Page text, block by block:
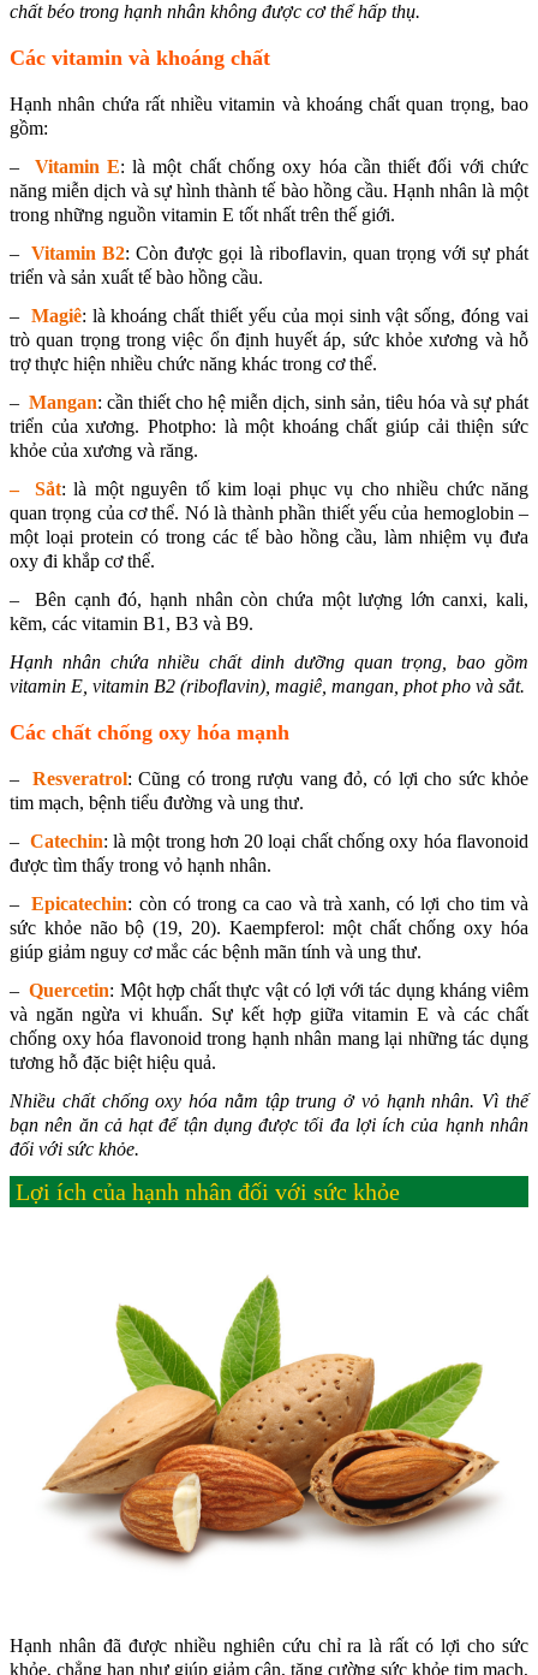
chất béo trong hạnh nhân không được cơ thể hấp thụ.
Các vitamin và khoáng chất
Hạnh nhân chứa rất nhiều vitamin và khoáng chất quan trọng, bao
gồm:
– Vitamin E: là một chất chống oxy hóa cần thiết đối với chức
năng miễn dịch và sự hình thành tế bào hồng cầu. Hạnh nhân là một
trong những nguồn vitamin E tốt nhất trên thế giới.
–Vitamin B2: Còn được gọi là riboflavin, quan trọng với sự phát
triển và sản xuất tế bào hồng cầu.
– Magiê: là khoáng chất thiết yếu của mọi sinh vật sống, đóng vai
trò quan trọng trong việc ổn định huyết áp, sức khỏe xương và hỗ
trợ thực hiện nhiều chức năng khác trong cơ thể.
– Mangan: cần thiết cho hệ miễn dịch, sinh sản, tiêu hóa và sự phát
triển của xương. Photpho: là một khoáng chất giúp cải thiện sức
khỏe của xương và răng.
– Sắt: là một nguyên tố kim loại phục vụ cho nhiều chức năng
quan trọng của cơ thể. Nó là thành phần thiết yếu của hemoglobin –
một loại protein có trong các tế bào hồng cầu, làm nhiệm vụ đưa
oxy đi khắp cơ thể.
– Bên cạnh đó, hạnh nhân còn chứa một lượng lớn canxi, kali,
kẽm, các vitamin B1, B3 và B9.
Hạnh nhân chứa nhiều chất dinh dưỡng quan trọng, bao gồm
vitamin E, vitamin B2 (riboflavin), magiê, mangan, phot pho và sắt.
Các chất chống oxy hóa mạnh
– Resveratrol: Cũng có trong rượu vang đỏ, có lợi cho sức khỏe
tim mạch, bệnh tiểu đường và ung thư.
– Catechin: là một trong hơn 20 loại chất chống oxy hóa flavonoid
được tìm thấy trong vỏ hạnh nhân.
–Epicatechin: còn có trong ca cao và trà xanh, có lợi cho tim và
sức khỏe não bộ (19, 20). Kaempferol: một chất chống oxy hóa
giúp giảm nguy cơ mắc các bệnh mãn tính và ung thư.
–Quercetin: Một hợp chất thực vật có lợi với tác dụng kháng viêm
và ngăn ngừa vi khuẩn. Sự kết hợp giữa vitamin E và các chất
chống oxy hóa flavonoid trong hạnh nhân mang lại những tác dụng
tương hỗ đặc biệt hiệu quả.
Nhiều chất chống oxy hóa nằm tập trung ở vỏ hạnh nhân. Vì thế
bạn nên ăn cả hạt để tận dụng được tối đa lợi ích của hạnh nhân
đối với sức khỏe.
Lợi ích của hạnh nhân đối với sức khỏe
Hạnh nhân đã được nhiều nghiên cứu chỉ ra là rất có lợi cho sức
khỏe, chẳng hạn như giúp giảm cân, tăng cường sức khỏe tim mạch,